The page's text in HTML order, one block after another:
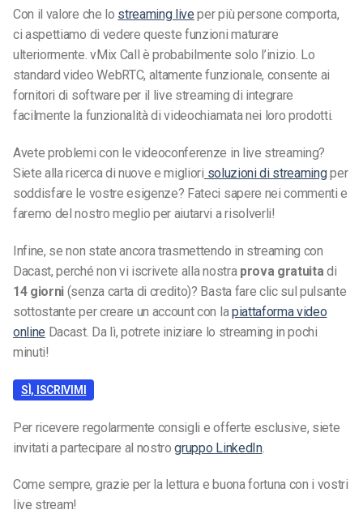
Con il valore che lo streaming live per più persone comporta,
ci aspettiamo di vedere queste funzioni maturare
ulteriormente. vMix Call è probabilmente solo l’inizio. Lo
standard video WebRTC, altamente funzionale, consente ai
fornitori di software per il live streaming di integrare
facilmente la funzionalità di videochiamata nei loro prodotti.
Avete problemi con le videoconferenze in live streaming?
Siete alla ricerca di nuove e migliori soluzioni di streamingper
soddisfare le vostre esigenze? Fateci sapere nei commenti e
faremo del nostro meglio per aiutarvi a risolverli!
Infine, se non state ancora trasmettendo in streaming con
Dacast, perché non vi iscrivete alla nostra prova gratuitadi
14 giorni (senza carta di credito)? Basta fare clic sul pulsante
sottostante per creare un account con lapiattaforma video
online Dacast. Da lì, potrete iniziare lo streaming in pochi
minuti!
SÌ, ISCRIVIMI
Per ricevere regolarmente consigli e offerte esclusive, siete
invitati a partecipare al nostrogruppo LinkedIn.
Come sempre, grazie per la lettura e buona fortuna con i vostri
live stream!